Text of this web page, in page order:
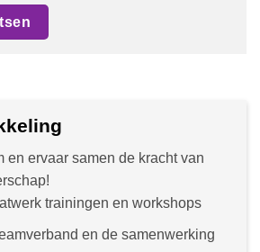
en ervaar samen de kracht van
trainingen en workshops
en de samenwerking